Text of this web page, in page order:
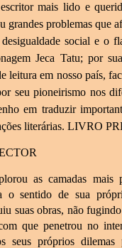
mais lido e
grandes problemas que
social e o
Jeca Tatu; por
leitura em nosso país,
seu pioneirismo nos
em traduzir
literárias. LIVRO
as camadas mais
o sentido de sua
suas obras, não
que penetrou no
seus próprios dilemas